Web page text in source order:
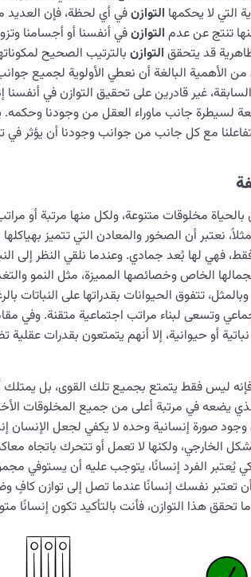
التي لا يحكمها التوازنفي أي لحظة، فإن العديد
تنتج عن عدم التوازنفي أنفسنا أو أجسامنا
قد يتحقق التوازن بالترتيب الصحيح
البالغة أن نعطي الأولوية لجميع جوانب
غير قادرين على تحقيق التوازن في أنفسنا
لسيطرة جانب ماوراء العقل من وجودنا
مع كل جانب من جوانب وجودنا أن يؤثر في
مخلوقات متنوعة، ولكل منها مرتبة أو
نعتبر أن الصخور والمعادن التي تتميز
فهي لها بُعد جمادي. وعندما نلقي النظر إلى
الخاص وخصائصها المميزة، مثل النمو
تتفوق الحيوانات بقدراتها على النباتات
وتسعى لبناء مراتب اجتماعية متقنة. وفي
أو حيوانية، إلا أنهم يتمتعون بقدرات
ليس فقط يتمتع بجميع تلك القوى، بل يمتلك
الذي يضعه في مرتبة أعلى من جميع المخلوقات
صورة إنسانية وحده لا يكفي لجعل الإنسان
الخارجي، ولكنها لا تعمل أو تتحرك باتجاه
لكي يُعتبر الفرد إنسانًا، يتوجب عليه أن يستوفي
تعتبر نفسك إنسانًا عندما تصل إلى توازن كافٍ
هذا التوازن، فأنت بالتأكيد تكون إنسانًا